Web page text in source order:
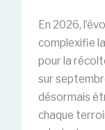
En 2026,
complexifie
pour la
sur
désormais
chaque